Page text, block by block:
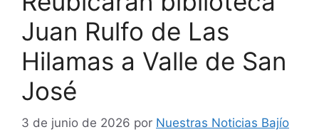
Juan Rulfo de Las
Hilamas a Valle de San
José
3 de junio de 2026 por Nuestras Noticias Bajío